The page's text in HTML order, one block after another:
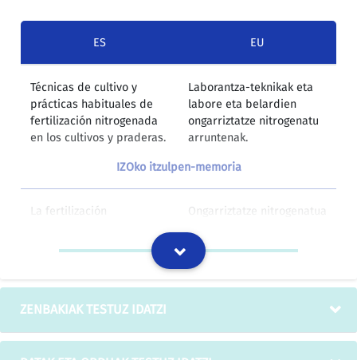
ES EU
Técnicas de cultivo y
prácticas habituales de
fertilización nitrogenada
en los cultivos y praderas.
Laborantza-teknikak eta
labore eta belardien
ongarriztatze nitrogenatu
arruntenak.
IZOko itzulpen-memoria
La fertilización
Ongarriztatze nitrogenatua
laboreen arabera:
IZOko itzulpen-memoria
Recomendaciones
Ongarriztatze
ZENBAKIAK TESTUZ IDATZI